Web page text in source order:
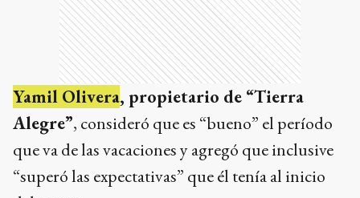
Yamil Olivera, propietario de “Tierra
Alegre”, consideró que es “bueno” el período
que va de las vacaciones y agregó que inclusive
“superó las expectativas” que él tenía al inicio